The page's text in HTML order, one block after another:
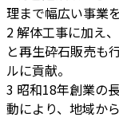
理まで幅広い事業
2解体工事に加え
と再生砕石販売も
ルに貢献。
3 昭和18年創業の
動により、地域か